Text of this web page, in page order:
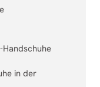
in der